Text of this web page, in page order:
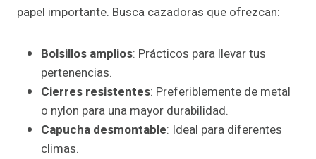
papel importante. Busca cazadoras que ofrezcan:
Bolsillos amplios: Prácticos para llevar tus
pertenencias.
Cierres resistentes: Preferiblemente de metal
o nylon para una mayor durabilidad.
Capucha desmontable: Ideal para diferentes
climas.